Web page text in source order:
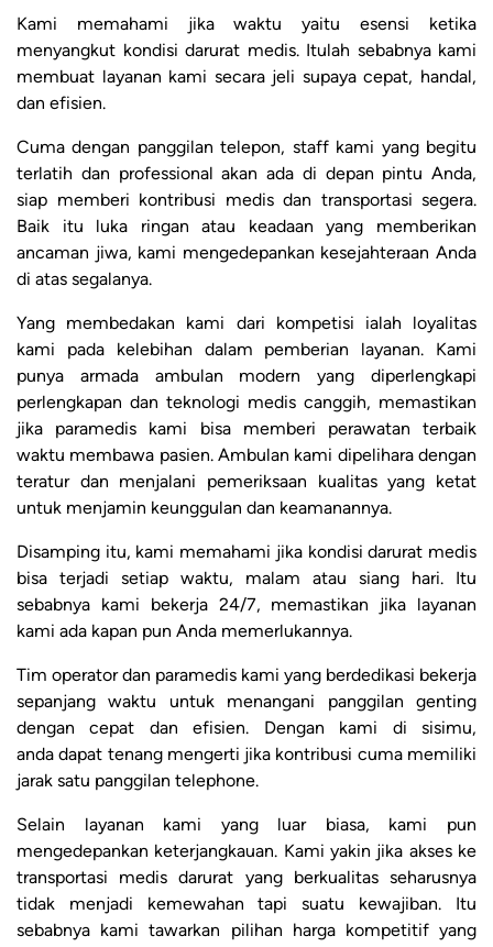
Kami memahami jika waktu yaitu esensi ketika
menyangkut kondisi darurat medis. Itulah sebabnya kami
membuat layanan kami secara jeli supaya cepat, handal,
dan efisien.
Cuma dengan panggilan telepon, staff kami yang begitu
terlatih dan professional akan ada di depan pintu Anda,
siap memberi kontribusi medis dan transportasi segera.
Baik itu luka ringan atau keadaan yang memberikan
ancaman jiwa, kami mengedepankan kesejahteraan Anda
di atas segalanya.
Yang membedakan kami dari kompetisi ialah loyalitas
kami pada kelebihan dalam pemberian layanan. Kami
punya armada ambulan modern yang diperlengkapi
perlengkapan dan teknologi medis canggih, memastikan
jika paramedis kami bisa memberi perawatan terbaik
waktu membawa pasien. Ambulan kami dipelihara dengan
teratur dan menjalani pemeriksaan kualitas yang ketat
untuk menjamin keunggulan dan keamanannya.
Disamping itu, kami memahami jika kondisi darurat medis
bisa terjadi setiap waktu, malam atau siang hari. Itu
sebabnya kami bekerja 24/7, memastikan jika layanan
kami ada kapan pun Anda memerlukannya.
Tim operator dan paramedis kami yang berdedikasi bekerja
sepanjang waktu untuk menangani panggilan genting
dengan cepat dan efisien. Dengan kami di sisimu,
anda dapat tenang mengerti jika kontribusi cuma memiliki
jarak satu panggilan telephone.
Selain layanan kami yang luar biasa, kami pun
mengedepankan keterjangkauan. Kami yakin jika akses ke
transportasi medis darurat yang berkualitas seharusnya
tidak menjadi kemewahan tapi suatu kewajiban. Itu
sebabnya kami tawarkan pilihan harga kompetitif yang